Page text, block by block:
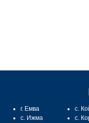
г. Емва
с. Ижма
с.
с.